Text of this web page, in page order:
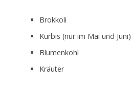
Brokkoli
Kürbis (nur im Mai und Juni)
Blumenkohl
Kräuter